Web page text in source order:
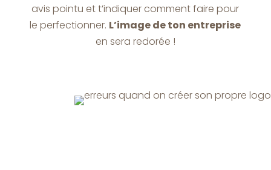
avis pointu et t’indiquer comment faire pour
le perfectionner. L’image de ton entreprise
en sera redorée !